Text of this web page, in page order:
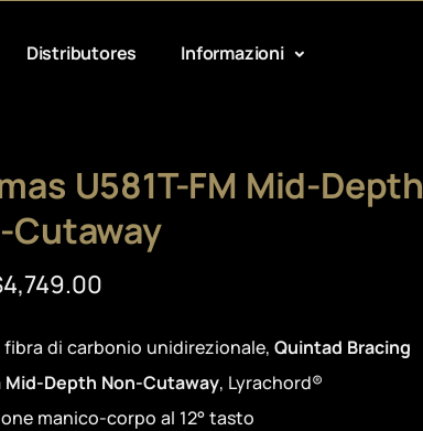
Distributores Informazioni
U581T-FM Mid-Depth
Cutaway
fibra di carbonio unidirezionale, Quintad Bracing
Mid-Depth Non-Cutaway, Lyrachord®
manico-corpo al 12° tasto